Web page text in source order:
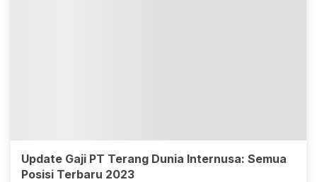
Update Gaji PT Terang Dunia Internusa: Semua
Posisi Terbaru 2023